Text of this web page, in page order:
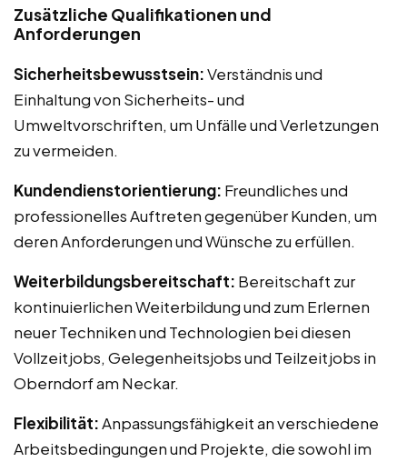
Zusätzliche Qualifikationen und
Anforderungen
Sicherheitsbewusstsein:Verständnis und
Einhaltung von Sicherheits- und
Umweltvorschriften, um Unfälle und Verletzungen
zu vermeiden.
Kundendienstorientierung: Freundliches und
professionelles Auftreten gegenüber Kunden, um
deren Anforderungen und Wünsche zu erfüllen.
Weiterbildungsbereitschaft: Bereitschaft zur
kontinuierlichen Weiterbildung und zum Erlernen
neuer Techniken und Technologien bei diesen
Vollzeitjobs, Gelegenheitsjobs und Teilzeitjobs in
Oberndorf am Neckar.
Flexibilität:Anpassungsfähigkeit an verschiedene
Arbeitsbedingungen und Projekte, die sowohl im